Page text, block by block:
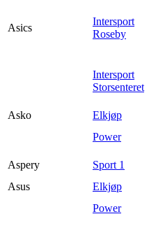
Asics
Intersport
Roseby
Intersport
Storsenteret
Asko
Elkjøp
Power
Aspery
Sport 1
Asus
Elkjøp
Power